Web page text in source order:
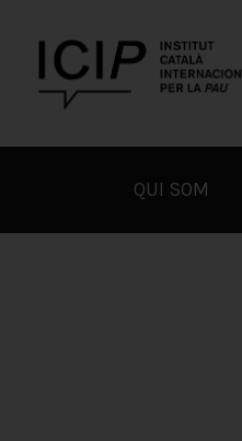
content
ICIP
QUI SOM